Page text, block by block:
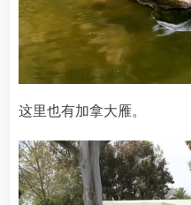
这里也有加拿大雁。